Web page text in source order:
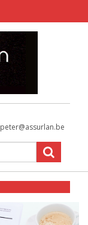
peter@assurlan.be